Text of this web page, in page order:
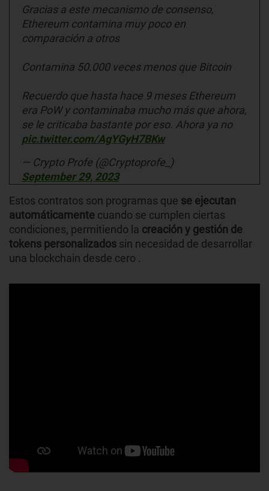
Gracias a este mecanismo de consenso,
Ethereum contamina muy poco en
comparación a otros
Contamina 50.000 veces menos que Bitcoin
Recuerdo que hasta hace 9 meses Ethereum
era PoW y contaminaba mucho más que ahora,
se le criticaba bastante por eso. Ahora ya no
pic.twitter.com/AgYGyH7BKw
— Crypto Profe (@Cryptoprofe_)
September 29, 2023
Estos contratos son programas que se ejecutan
automáticamente cuando se cumplen ciertas
condiciones, permitiendo la creación y gestión de
tokens personalizados sin necesidad de desarrollar
una blockchain desde cero .